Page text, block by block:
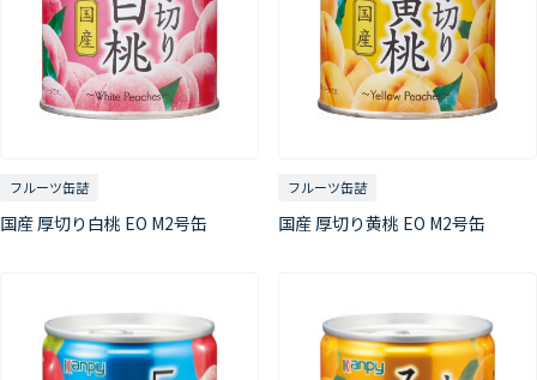
フルーツ缶詰
国産 厚切り白桃 EO M2号缶
フルーツ缶詰
国産 厚切り黄桃 EO M2号缶